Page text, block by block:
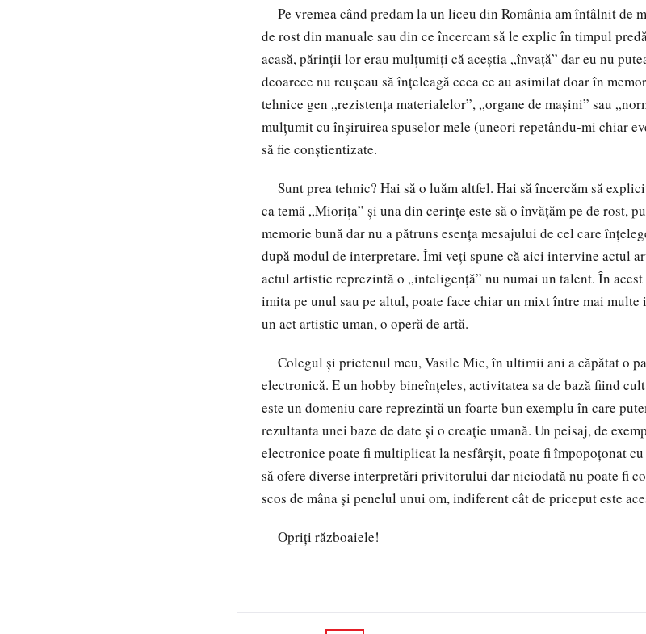
Pe vremea când predam la un liceu din România am întâlnit de
de rost din manuale sau din ce încercam să le explic în timpul
acasă, părinții lor erau mulțumiți că aceștia „învață” dar eu nu
deoarece nu reușeau să înțeleagă ceea ce au asimilat doar în
tehnice gen „rezistența materialelor”, „organe de mașini” sau
mulțumit cu înșiruirea spuselor mele (uneori repetându-mi chiar
să fie conștientizate.
Sunt prea tehnic? Hai să o luăm altfel. Hai să încercăm să
ca temă „Miorița” și una din cerințe este să o învățăm pe de rost,
memorie bună dar nu a pătruns esența mesajului de cel care
după modul de interpretare. Îmi veți spune că aici intervine actul
actul artistic reprezintă o „inteligență” nu numai un talent. În acest
imita pe unul sau pe altul, poate face chiar un mixt între mai multe
un act artistic uman, o operă de artă.
Colegul și prietenul meu, Vasile Mic, în ultimii ani a căpătat o
electronică. E un hobby bineînțeles, activitatea sa de bază fiind
este un domeniu care reprezintă un foarte bun exemplu în care
rezultanta unei baze de date și o creație umană. Un peisaj, de
electronice poate fi multiplicat la nesfârșit, poate fi împopoțonat
să ofere diverse interpretări privitorului dar niciodată nu poate fi
scos de mâna și penelul unui om, indiferent cât de priceput este
Opriți războaiele!